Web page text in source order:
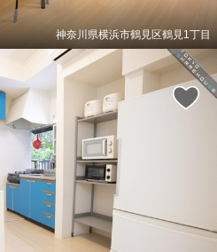
神奈川県横浜市鶴見区鶴見1丁目